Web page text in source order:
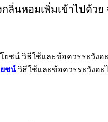
กลิ่นหอมเพิ่มเข้าไป
ชน์วิธีใช้และข้อควรระวังอะ